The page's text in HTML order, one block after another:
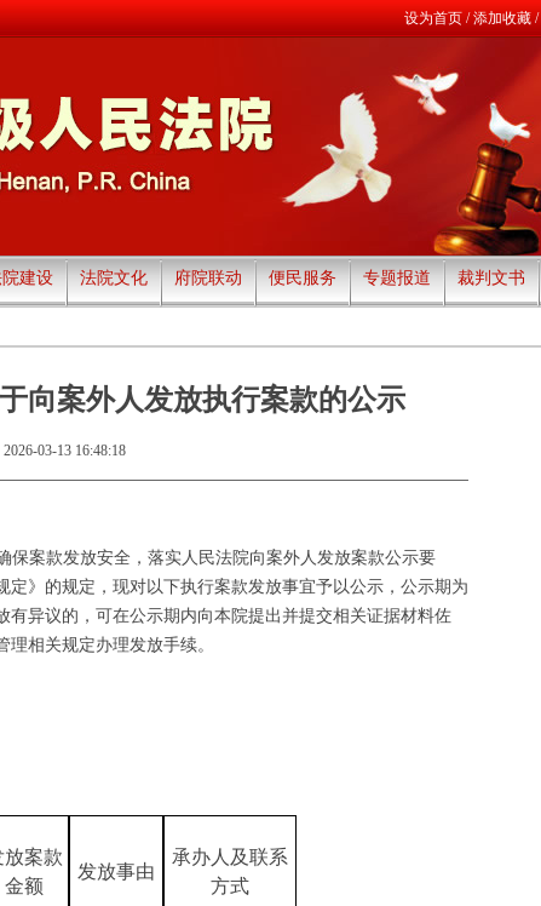
设为首页/添加收藏/
建设 法院文化 府院联动 便民服务 专题报道 裁判文书
向案外人发放执行案款的公示
03-13 16:48:18
保案款发放安全，落实人民法院向案外人发放案款公示要
》的规定，现对以下执行案款发放事宜予以公示，公示期为
异议的，可在公示期内向本院提出并提交相关证据材料佐
相关规定办理发放手续。
放案款
金额
发放事由
承办人及联系
方式